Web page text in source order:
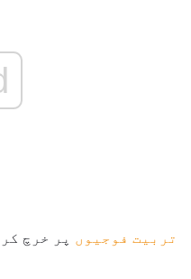
تربیت فوجیوں پر خرچ